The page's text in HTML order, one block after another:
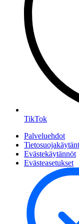
TikTok
Palveluehdot
Evästekäytännöt
Evästeasetukset